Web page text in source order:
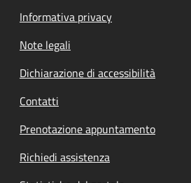
Informativa privacy
Note legali
Dichiarazione di accessibilità
Contatti
Prenotazione appuntamento
Richiedi assistenza